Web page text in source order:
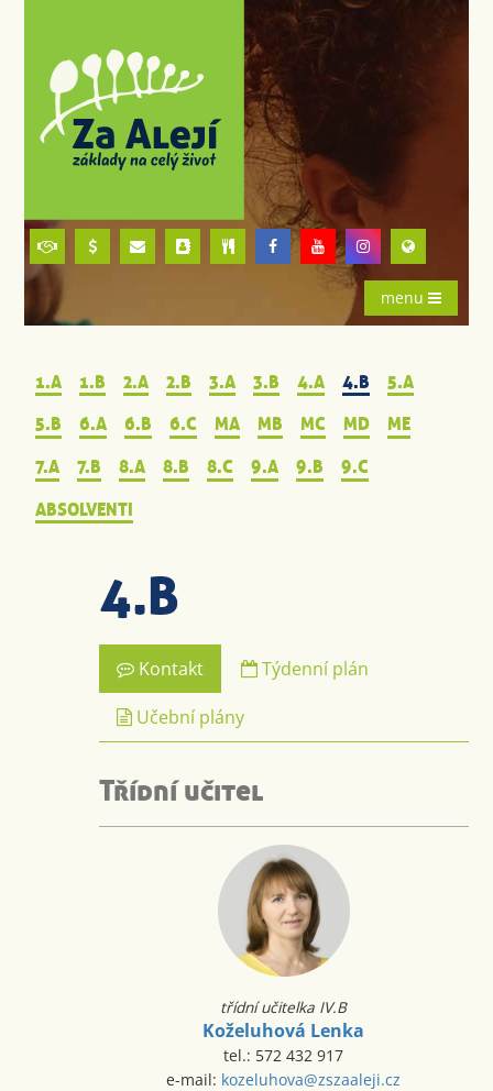
menu
4.B
Kontakt
Týdenní plán
Učební plány
Třídní učitel
třídní učitelka IV.B
Koželuhová Lenka
tel.: 572 432 917
e-mail: kozeluhova@zszaaleji.cz
1.A 1.B 2.A 2.B 3.A 3.B 4.A 4.B
5.A
5.B
6.A 6.B 6.C MA MB MC MD
ME
7.A
7.B 8.A 8.B 8.C 9.A 9.B
9.C
ABSOLVENTI